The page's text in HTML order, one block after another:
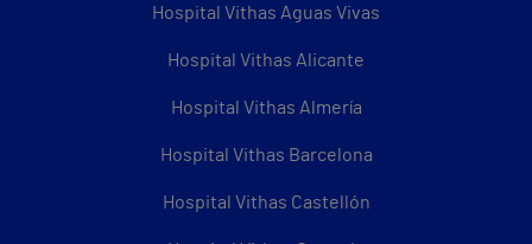
Hospital Vithas Aguas Vivas
Hospital Vithas Alicante
Hospital Vithas Almería
Hospital Vithas Barcelona
Hospital Vithas Castellón